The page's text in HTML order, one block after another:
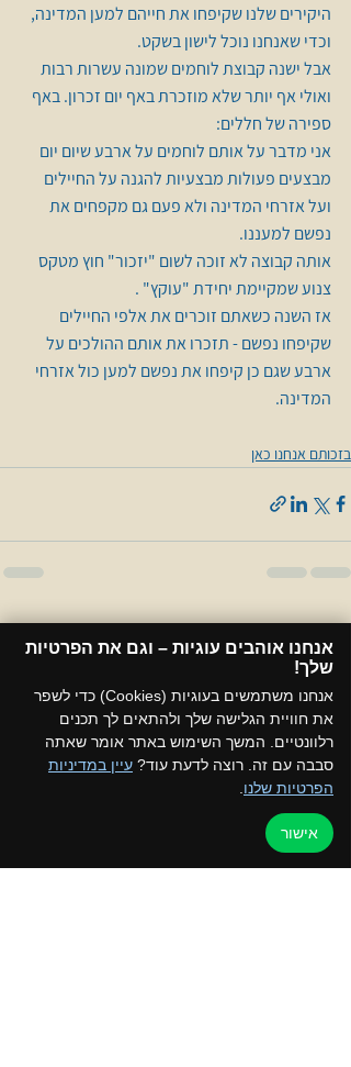
היקירים שלנו שקיפחו את חייהם למען המדינה,
וכדי שאנחנו נוכל לישון בשקט.
אבל ישנה קבוצת לוחמים שמונה עשרות רבות
ואולי אף יותר שלא מוזכרת באף יום זכרון. באף
ספירה של חללים:
אני מדבר על אותם לוחמים על ארבע שיום יום
מבצעים פעולות מבצעיות להגנה על החיילים
ועל אזרחי המדינה ולא פעם גם מקפחים את
נפשם למעננו.
אותה קבוצה לא זוכה לשום "יזכור" חוץ מטקס
צנוע שמקיימת יחידת "עוקץ" .
אז השנה כשאתם זוכרים את אלפי החיילים
שקיפחו נפשם - תזכרו את אותם ההולכים על
ארבע שגם כן קיפחו את נפשם למען כול אזרחי
המדינה.
בזכותם אנחנו כאן
הצג הכול
אנחנו אוהבים עוגיות – וגם את הפרטיות
שלך!​
אנחנו משתמשים בעוגיות (Cookies) כדי לשפר
את חוויית הגלישה שלך ולהתאים לך תכנים
רלוונטיים. המשך השימוש באתר אומר שאתה
סבבה עם זה. רוצה לדעת עוד? עיין במדיניות
הפרטיות שלנו
אישור